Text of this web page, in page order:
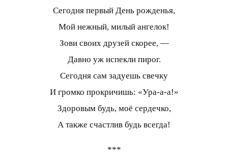
Сегодня первый День рожденья,
Мой нежный, милый ангелок!
Зови своих друзей скорее, —
Давно уж испекли пирог.
Сегодня сам задуешь свечку
И громко прокричишь: «Ура-а-а!»
Здоровым будь, моё сердечко,
А также счастлив будь всегда!
***